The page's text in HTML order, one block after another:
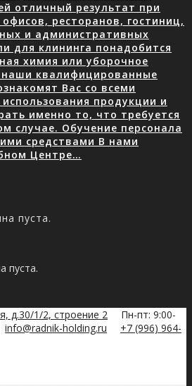
отличный результат при
ресторанов, гостиниц,
и административных
для клининга понадобится
химия или уборочное
квалифицированные
Вас со всеми
продукции и
именно то, что требуется
случае. Обучение персонала
средствами В нами
Центре…
пуста.
пуста.
д.30/1/2, строение 2
Пн-пт: 9:00-
info@radnik-holding.ru
+7 (996) 964-